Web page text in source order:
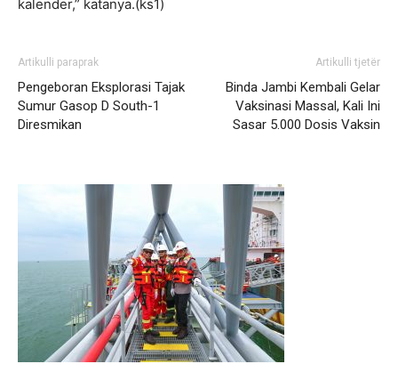
kalender,” katanya.(ks1)
Artikulli paraprak
Pengeboran Eksplorasi Tajak
Sumur Gasop D South-1
Diresmikan
Artikulli tjetër
Binda Jambi Kembali Gelar
Vaksinasi Massal, Kali Ini
Sasar 5.000 Dosis Vaksin